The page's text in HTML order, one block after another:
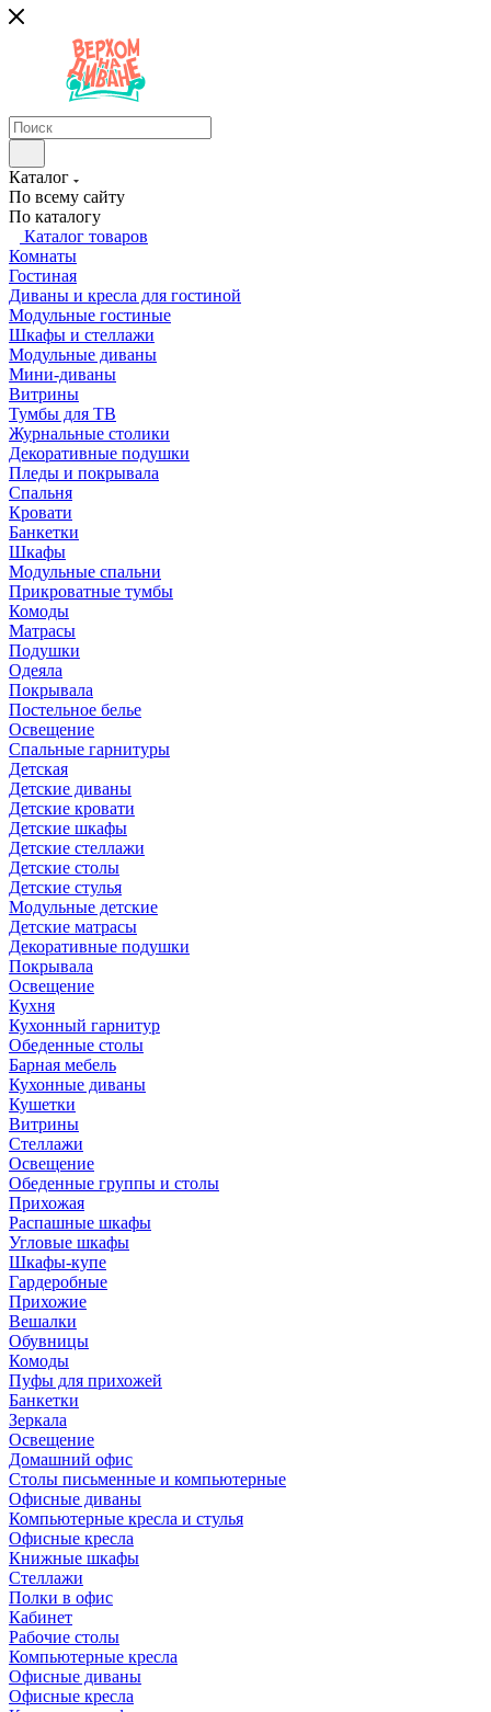
Каталог
По всему сайту
По каталогу
Каталог товаров
Комнаты
Гостиная
Диваны и кресла для гостиной
Модульные гостиные
Шкафы и стеллажи
Модульные диваны
Мини-диваны
Витрины
Тумбы для ТВ
Журнальные столики
Декоративные подушки
Пледы и покрывала
Спальня
Кровати
Банкетки
Шкафы
Модульные спальни
Прикроватные тумбы
Комоды
Матрасы
Подушки
Одеяла
Покрывала
Постельное белье
Освещение
Спальные гарнитуры
Детская
Детские диваны
Детские кровати
Детские шкафы
Детские стеллажи
Детские столы
Детские стулья
Модульные детские
Детские матрасы
Декоративные подушки
Покрывала
Освещение
Кухня
Кухонный гарнитур
Обеденные столы
Барная мебель
Кухонные диваны
Кушетки
Витрины
Стеллажи
Освещение
Обеденные группы и столы
Прихожая
Распашные шкафы
Угловые шкафы
Шкафы-купе
Гардеробные
Прихожие
Вешалки
Обувницы
Комоды
Пуфы для прихожей
Банкетки
Зеркала
Освещение
Домашний офис
Столы письменные и компьютерные
Офисные диваны
Компьютерные кресла и стулья
Офисные кресла
Книжные шкафы
Стеллажи
Полки в офис
Кабинет
Рабочие столы
Компьютерные кресла
Офисные диваны
Офисные кресла